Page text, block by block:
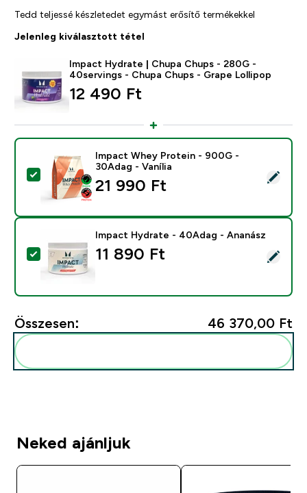
Tedd teljessé készletedet egymást erősítő termékekkel
Jelenleg kiválasztott tétel
Impact Hydrate | Chupa Chups - 280G -
40servings - Chupa Chups - Grape Lollipop
12 490 Ft‎
Termék kiválasztása - Impact Whey Protein - 900G -
Impact Whey Protein - 900G -
30Adag - Vanília
21 990 Ft‎
Termék kiválasztása - Impact Hydrate - 40Adag -
Impact Hydrate - 40Adag - Ananász
11 890 Ft‎
Összesen: 46 370,00 Ft‎
Neked ajánljuk